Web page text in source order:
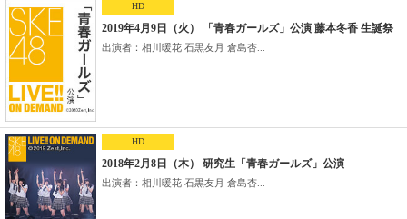
HD
2019年4月9日（火） 「青春ガールズ」公演 藤本冬香 生誕祭
出演者：相川暖花 石黒友月 倉島杏...
HD
2018年2月8日（木） 研究生「青春ガールズ」公演
出演者：相川暖花 石黒友月 倉島杏...